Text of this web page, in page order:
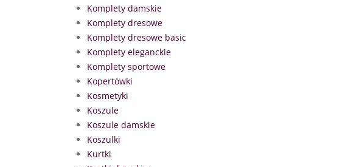
Komplety damskie
Komplety dresowe
Komplety dresowe basic
Komplety eleganckie
Komplety sportowe
Kopertówki
Kosmetyki
Koszule
Koszule damskie
Koszulki
Kurtki